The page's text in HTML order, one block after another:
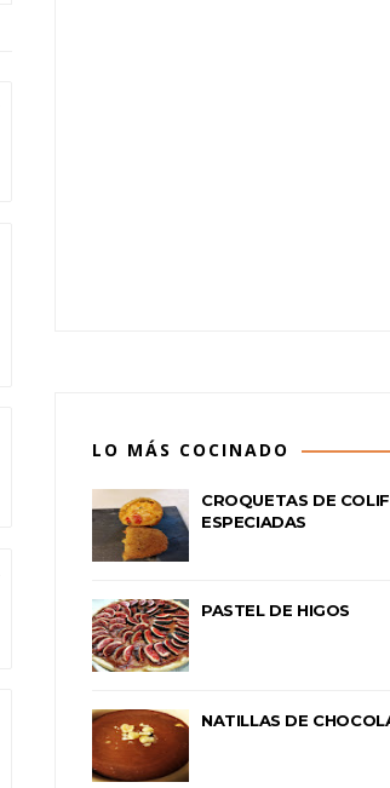
LO MÁS COCINADO
CROQUETAS DE
ESPECIADAS
PASTEL DE HIGOS
NATILLAS DE